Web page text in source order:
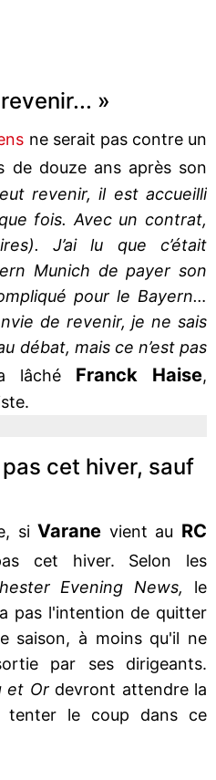
»
ne serait pas contre un
de douze ans après son
revenir, il est accueilli
fois. Avec un contrat,
J’ai lu que c’était
Munich de payer son
pour le Bayern…
de revenir, je ne sais
débat, mais ce n’est pas
lâché Franck Haise,
cet hiver, sauf
siVarane vient au RC
cet hiver. Selon les
Evening News,
le
pas l'intention de quitter
saison, à moins qu'il ne
par ses dirigeants.
et Ordevront attendre la
le coup dans ce